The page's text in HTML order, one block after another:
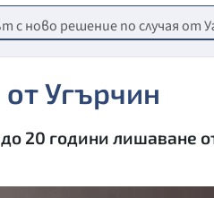
РЕГИОНАЛНИ
ВЕСТНИК
МЛАДЕЖКА
МОЯТ ГРАД
с ново решение по случая от
Угърчин
20 години лишаване